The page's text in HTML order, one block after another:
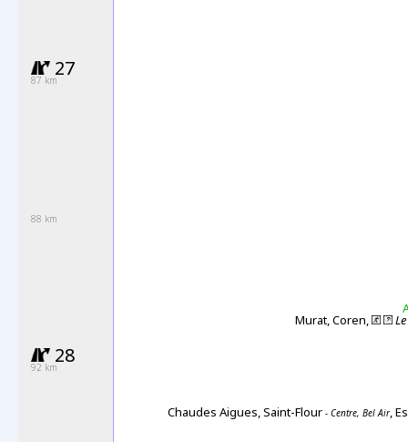
27
87 km
88 km
Murat, Coren,
28
92 km
Chaudes Aigues, Saint-Flour - Centre, Bel Air,